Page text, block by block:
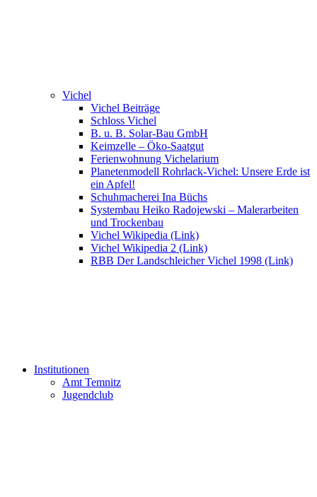
Vichel
Vichel Beiträge
Schloss Vichel
B. u. B. Solar-Bau GmbH
Keimzelle – Öko-Saatgut
Ferienwohnung Vichelarium
Planetenmodell Rohrlack-Vichel: Unsere Erde ist
ein Apfel!
Schuhmacherei Ina Büchs
Systembau Heiko Radojewski – Malerarbeiten
und Trockenbau
Vichel Wikipedia (Link)
Vichel Wikipedia 2 (Link)
RBB Der Landschleicher Vichel 1998 (Link)
Institutionen
Amt Temnitz
Jugendclub